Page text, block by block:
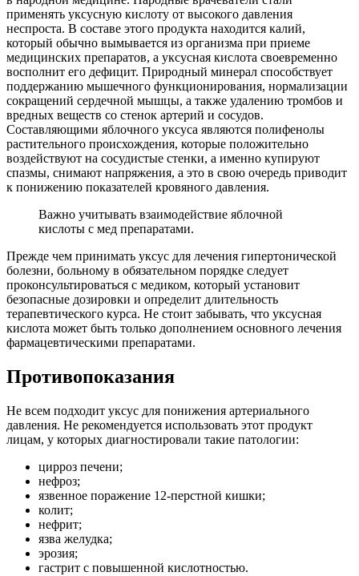
применять уксусную кислоту от высокого давления
неспроста. В составе этого продукта находится калий,
который обычно вымывается из организма при приеме
медицинских препаратов, а уксусная кислота своевременно
восполнит его дефицит. Природный минерал способствует
поддержанию мышечного функционирования, нормализации
сокращений сердечной мышцы, а также удалению тромбов и
вредных веществ со стенок артерий и сосудов.
Составляющими яблочного уксуса являются полифенолы
растительного происхождения, которые положительно
воздействуют на сосудистые стенки, а именно купируют
спазмы, снимают напряжения, а это в свою очередь приводит
к понижению показателей кровяного давления.
Важно учитывать взаимодействие яблочной
кислоты с мед препаратами.
Прежде чем принимать уксус для лечения гипертонической
болезни, больному в обязательном порядке следует
проконсультироваться с медиком, который установит
безопасные дозировки и определит длительность
терапевтического курса. Не стоит забывать, что уксусная
кислота может быть только дополнением основного лечения
фармацевтическими препаратами.
Противопоказания
Не всем подходит уксус для понижения артериального
давления. Не рекомендуется использовать этот продукт
лицам, у которых диагностировали такие патологии:
цирроз печени;
нефроз;
язвенное поражение 12-перстной кишки;
колит;
нефрит;
язва желудка;
эрозия;
гастрит с повышенной кислотностью.